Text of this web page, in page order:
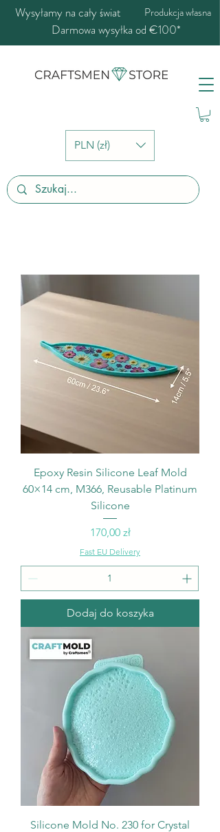
PLN (zł)
Wysyłamy na cały świat Produkcja własna
Darmowa wysyłka od €100*
Epoxy Resin Silicone Leaf Mold
60×14 cm, M366, Reusable Platinum
Silicone
Cena
170,00 zł
Fast EU Delivery
Dodaj do koszyka
Silicone Mold No. 230 for Crystal